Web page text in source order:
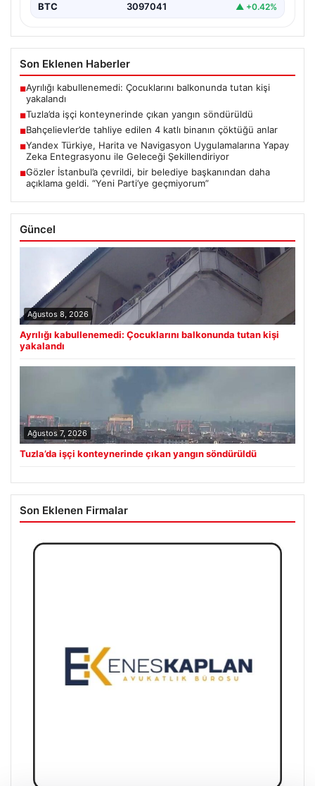
BTC 3097041 ▲ +0.42%
Son Eklenen Haberler
■Ayrılığı kabullenemedi: Çocuklarını balkonunda tutan kişi
yakalandı
■Tuzla’da işçi konteynerinde çıkan yangın söndürüldü
■Bahçelievler’de tahliye edilen 4 katlı binanın çöktüğü anlar
■Yandex Türkiye, Harita ve Navigasyon Uygulamalarına Yapay
Zeka Entegrasyonu ile Geleceği Şekillendiriyor
■Gözler İstanbul’a çevrildi, bir belediye başkanından daha
açıklama geldi. “Yeni Parti’ye geçmiyorum”
Güncel
Ağustos 8, 2026
Ayrılığı kabullenemedi: Çocuklarını balkonunda tutan kişi
yakalandı
Ağustos 7, 2026
Tuzla’da işçi konteynerinde çıkan yangın söndürüldü
Son Eklenen Firmalar